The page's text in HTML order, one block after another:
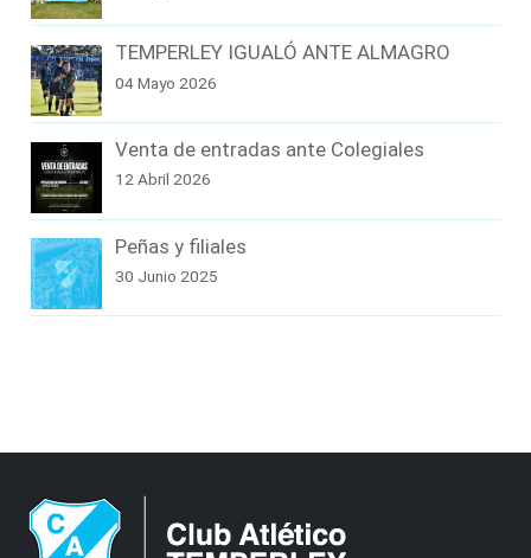
TEMPERLEY IGUALÓ ANTE ALMAGRO
04 Mayo 2026
Venta de entradas ante Colegiales
12 Abril 2026
Peñas y filiales
30 Junio 2025